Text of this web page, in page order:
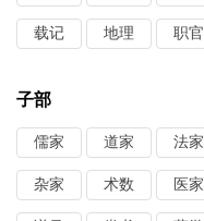
载记 地理 职官
子部
儒家 道家 法家
杂家 术数 医家